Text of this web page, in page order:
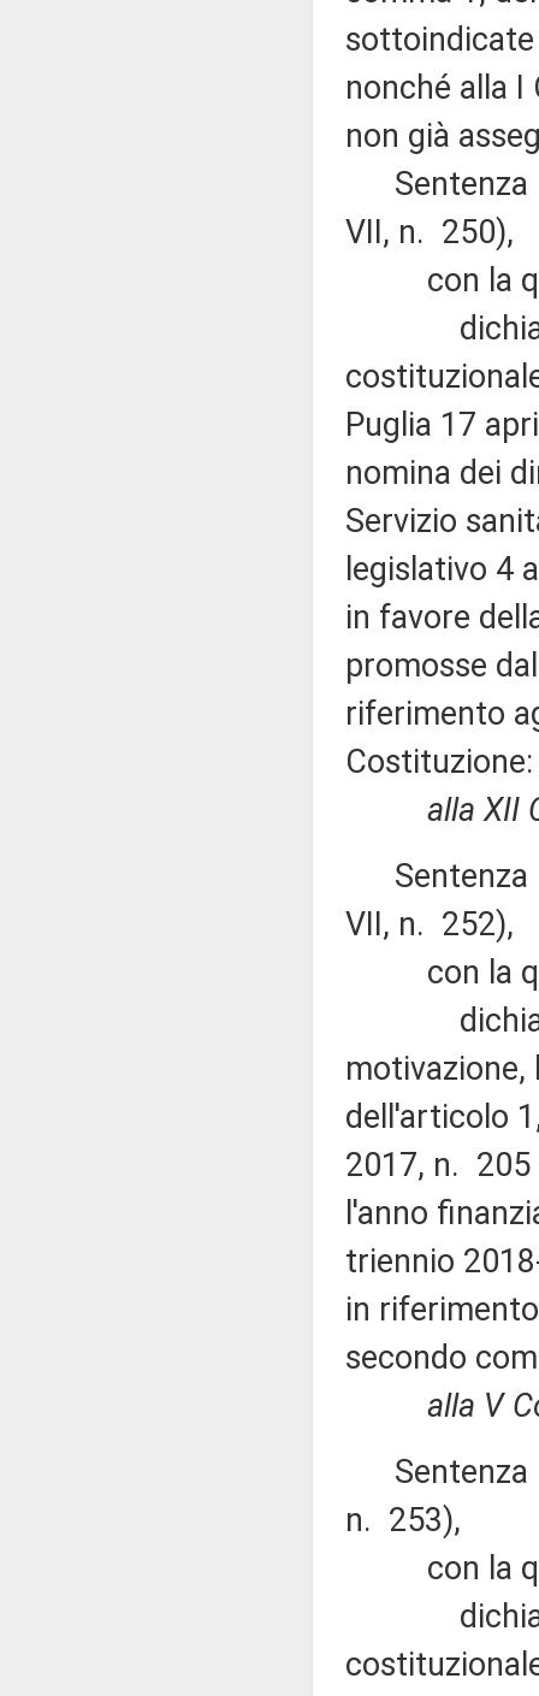
nonché alla
non già
Sentenza
VII, n. 250),
con la
dichiara
Puglia 17
nomina dei
Servizio
legislativo 4
in favore
promosse
riferimento
Costituzione:
alla XII
Sentenza
VII, n. 252),
con la
dichiara
dell'articolo
2017, n. 205
l'anno
triennio
in
secondo
alla V
Sentenza
n. 253),
con la
dichiara